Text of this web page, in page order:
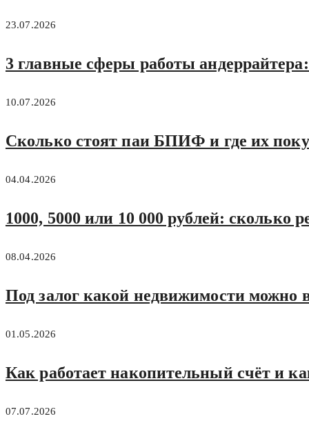
23.07.2026
3 главные сферы работы
10.07.2026
Сколько стоят паи БПИФ и где их
04.04.2026
1000, 5000 или 10 000 рублей:
08.04.2026
Под залог какой недвижимости можно
01.05.2026
Как работает накопительный счёт и
07.07.2026